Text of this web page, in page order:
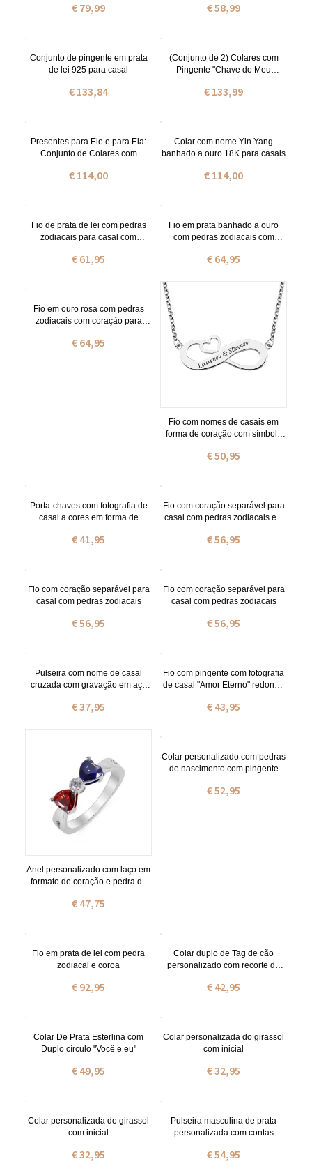
€ 79,99 € 58,99
Conjunto de pingente em prata
de lei 925 para casal
€ 133,84
(Conjunto de 2) Colares com
Pingente "Chave do Meu
Nome e Pedra de Nascimento
€ 133,99
Presentes para Ele e para Ela:
Conjunto de Colares com
Nascimento Yin Yang e Nomes
€ 114,00
Colar com nome Yin Yang
banhado a ouro 18K para casais
€ 114,00
Fio de prata de lei com pedras
zodiacais para casal com
€ 61,95
Fio em prata banhado a ouro
com pedras zodiacais com
€ 64,95
Fio em ouro rosa com pedras
zodiacais com coração para
€ 64,95
Fio com nomes de casais em
forma de coração com símbolo
de lei
€ 50,95
Porta-chaves com fotografia de
casal a cores em forma de
inoxidável
€ 41,95
Fio com coração separável para
casal com pedras zodiacais em
€ 56,95
Fio com coração separável para
casal com pedras zodiacais
€ 56,95
Fio com coração separável para
casal com pedras zodiacais
€ 56,95
Pulseira com nome de casal
cruzada com gravação em aço
€ 37,95
Fio com pingente com fotografia
de casal "Amor Eterno" redondo
€ 43,95
Anel personalizado com laço em
formato de coração e pedra de
casal em prata de lei.
€ 47,75
Colar personalizado com pedras
de nascimento com pingente
€ 52,95
Fio em prata de lei com pedra
zodiacal e coroa
€ 92,95
Colar duplo de Tag de cão
personalizado com recorte de
€ 42,95
Colar De Prata Esterlina com
Duplo círculo "Você e eu"
€ 49,95
Colar personalizada do girassol
com inicial
€ 32,95
Colar personalizada do girassol
com inicial
€ 32,95
Pulseira masculina de prata
personalizada com contas
€ 54,95